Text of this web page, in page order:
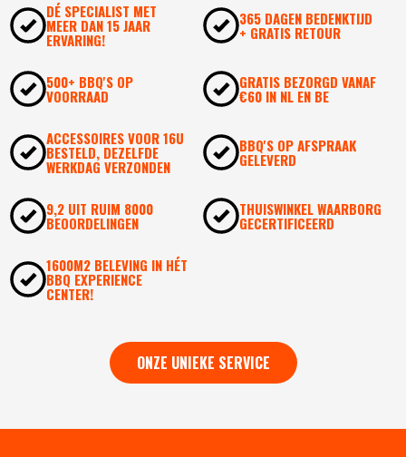
DÉ SPECIALIST MET
MEER DAN 15 JAAR
ERVARING!
365 DAGEN BEDENKTIJD
+ GRATIS RETOUR
500+ BBQ'S OP
VOORRAAD
GRATIS BEZORGD VANAF
€60 IN NL EN BE
ACCESSOIRES VOOR 16U
BESTELD, DEZELFDE
WERKDAG VERZONDEN
BBQ'S OP AFSPRAAK
GELEVERD
9,2 UIT RUIM 8000
BEOORDELINGEN
THUISWINKEL WAARBORG
GECERTIFICEERD
1600M2 BELEVING IN HÉT
BBQ EXPERIENCE
CENTER!
ONZE UNIEKE SERVICE